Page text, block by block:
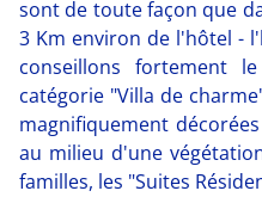
sont de toute façon que
3 Km environ de l'hôtel -
conseillons fortement
catégorie "Villa de
magnifiquement
au milieu d'une
familles, les "Suites